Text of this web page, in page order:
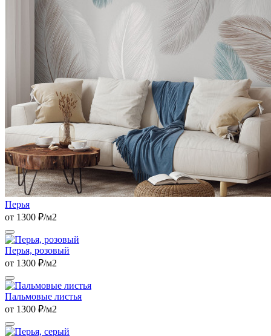
Перья
от 1300 ₽/м2
Перья, розовый
от 1300 ₽/м2
Пальмовые листья
от 1300 ₽/м2